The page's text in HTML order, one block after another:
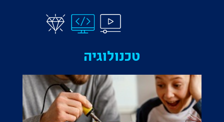
טכנולוגיה